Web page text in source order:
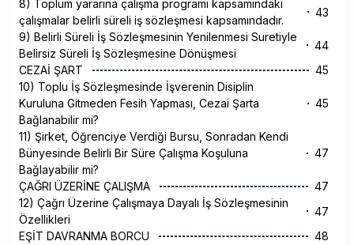
8) Toplum yararına çalışma programı kapsamındaki
çalışmalar belirli süreli iş sözleşmesi kapsamındadır.
43
9) Belirli Süreli İş Sözleşmesinin Yenilenmesi Suretiyle
Belirsiz Süreli İş Sözleşmesine Dönüşmesi
44
CEZAİ ŞART
45
10) Toplu İş Sözleşmesinde İşverenin Disiplin
Kuruluna Gitmeden Fesih Yapması, Cezai Şarta
Bağlanabilir mi?
45
11) Şirket, Öğrenciye Verdiği Bursu, Sonradan Kendi
Bünyesinde Belirli Bir Süre Çalışma Koşuluna
Bağlayabilir mi?
47
ÇAĞRI ÜZERİNE ÇALIŞMA
47
12) Çağrı Üzerine Çalışmaya Dayalı İş Sözleşmesinin
Özellikleri
47
EŞİT DAVRANMA BORCU
48